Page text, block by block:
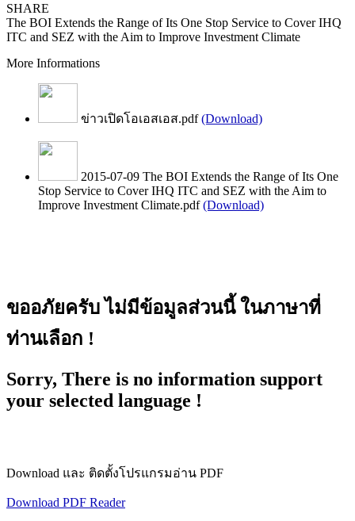
SHARE
The BOI Extends the Range of Its One Stop Service to Cover IHQ
ITC and SEZ with the Aim to Improve Investment Climate
More Informations
ข่าวเปิดโอเอสเอส.pdf (Download)
2015-07-09 The BOI Extends the Range of Its One
Stop Service to Cover IHQ ITC and SEZ with the Aim to
Improve Investment Climate.pdf (Download)
ขออภัยครับ ไม่มีข้อมูลส่วนนี้ ในภาษาที่
ท่านเลือก !
Sorry, There is no information support
your selected language !
Download และ ติดตั้งโปรแกรมอ่าน PDF
Download PDF Reader